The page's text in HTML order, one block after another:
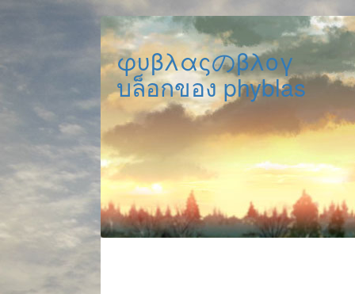
φυβλαςのβλογ
บล็อกของ phyblas